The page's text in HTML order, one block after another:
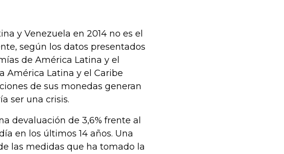
y Venezuela en 2014 no es el
según los datos presentados
de América Latina y el
América Latina y el Caribe
de sus monedas generan
ser una crisis.
devaluación de 3,6% frente al
en los últimos 14 años. Una
las medidas que ha tomado la